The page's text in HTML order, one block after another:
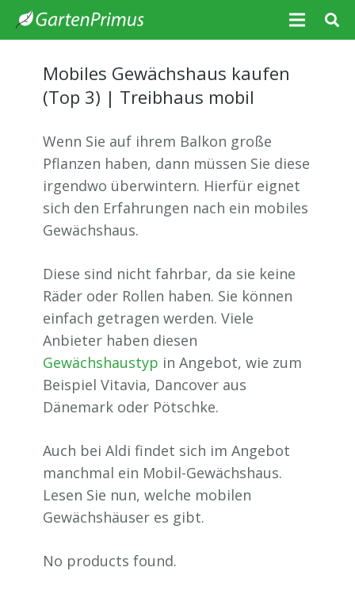
Mobiles Gewächshaus kaufen
(Top 3) | Treibhaus mobil
Wenn Sie auf ihrem Balkon große
Pflanzen haben, dann müssen Sie diese
irgendwo überwintern. Hierfür eignet
sich den Erfahrungen nach ein mobiles
Gewächshaus.
Diese sind nicht fahrbar, da sie keine
Räder oder Rollen haben. Sie können
einfach getragen werden. Viele
Anbieter haben diesen
Gewächshaustyp in Angebot, wie zum
Beispiel Vitavia, Dancover aus
Dänemark oder Pötschke.
Auch bei Aldi findet sich im Angebot
manchmal ein Mobil-Gewächshaus.
Lesen Sie nun, welche mobilen
Gewächshäuser es gibt.
No products found.